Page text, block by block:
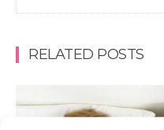
RELATED POSTS